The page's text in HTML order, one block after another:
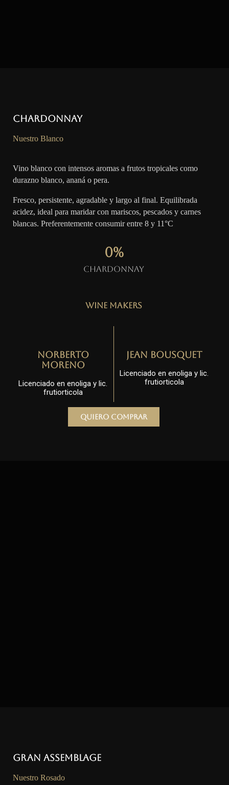
Chardonnay
Nuestro Blanco
Vino blanco con intensos aromas a frutos tropicales como
durazno blanco, ananá o pera.
Fresco, persistente, agradable y largo al final. Equilibrada
acidez, ideal para maridar con mariscos, pescados y carnes
blancas. Preferentemente consumir entre 8 y 11°C
Chardonnay
0%
Wine Makers
Norberto
Moreno
Licenciado en enoliga y lic.
frutiorticola
Jean Bousquet
Licenciado en enoliga y lic.
frutiorticola
Quiero comprar
Gran Assemblage
Nuestro Rosado